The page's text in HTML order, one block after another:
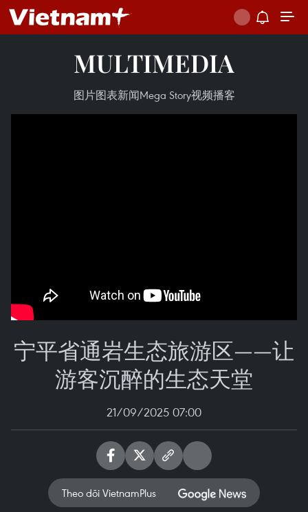
MULTIMEDIA
图片图表新闻Mega Story视频播客
宁平省通岩生态旅游区——让
游客沉醉的生态天堂
21/09/2025 07:00
Theo dõi VietnamPlus